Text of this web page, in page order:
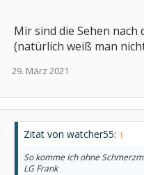
Mir sind die Sehen
(natürlich weiß man
29. März 2021
Zitat von watcher55: ↑
So komme ich ohne
LG Frank